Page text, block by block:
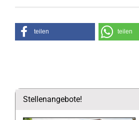
teilen teilen
Stellenangebote!